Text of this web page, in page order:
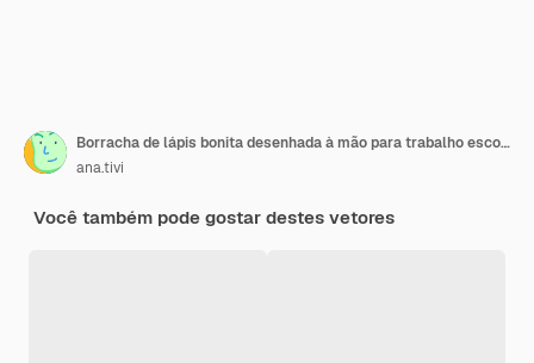
Borracha de lápis bonita desenhada à mão para trabalho escolar e estudo na universidade Borracha de desenho animado clássico para desenho, correção de escrita, suprimentos escolares e papelaria para crianças Clipart vetorial isolado em branco
ana.tivi
Você também pode gostar destes vetores